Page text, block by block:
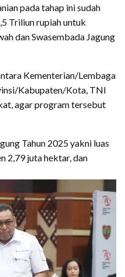
pada tahap ini sudah
Triliun rupiah untuk
dan Swasembada Jagung
Kementerian/Lembaga
Kabupaten/Kota, TNI
agar program tersebut
Tahun 2025 yakni luas
2,79 juta hektar, dan